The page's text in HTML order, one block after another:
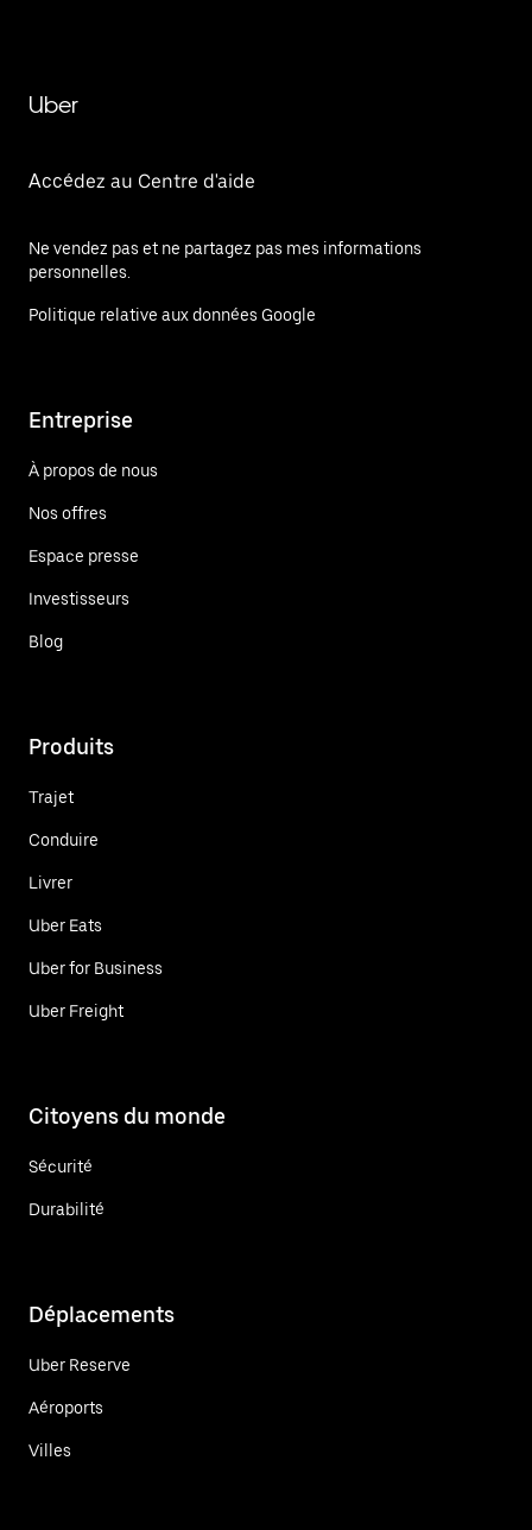
Uber
Accédez au Centre d'aide
Ne vendez pas et ne partagez pas mes informations
personnelles.
Politique relative aux données Google
Entreprise
À propos de nous
Nos offres
Espace presse
Investisseurs
Blog
Produits
Trajet
Conduire
Livrer
Uber Eats
Uber for Business
Uber Freight
Citoyens du monde
Sécurité
Durabilité
Déplacements
Uber Reserve
Aéroports
Villes